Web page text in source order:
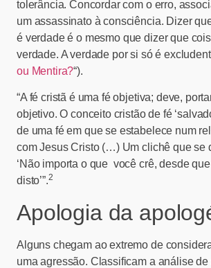
tolerância. Concordar com o erro,
um assassinato à consciência. Dizer
é verdade é o mesmo que dizer que
verdade. A verdade por si só é
ou Mentira?“).
“A fé cristã é uma fé objetiva; deve,
objetivo. O conceito cristão de fé
de uma fé em que se estabelece num
com Jesus Cristo (…) Um clichê que se
‘Não importa o que você crê, desde
disto’”.2
Apologia da
Alguns chegam ao extremo de
uma agressão. Classificam a análise de